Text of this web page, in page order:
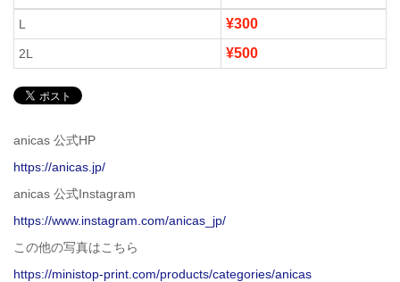
L ¥300
2L ¥500
anicas 公式HP
https://anicas.jp/
anicas 公式Instagram
https://www.instagram.com/anicas_jp/
この他の写真はこちら
https://ministop-print.com/products/categories/anicas